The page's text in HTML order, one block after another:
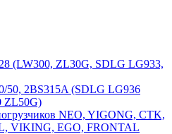
ZL30G, SDLG LG933,
2BS315A (SDLG LG936
ZL50G)
NEO, YIGONG, CTK,
VIKING, EGO, FRONTAL